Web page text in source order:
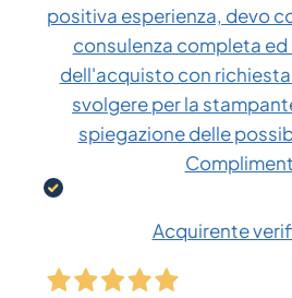
positiva esperienza, devo
consulenza completa
dell'acquisto con
svolgere per la
spiegazione delle
Acquirente